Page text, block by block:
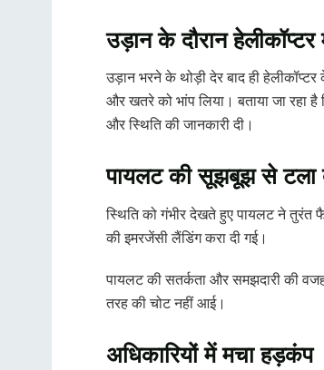
उड़ान के दौरान
उड़ान भरने के थोड़ी देर बाद ही
और खतरे को भांप लिया। बताया जा रहा
और स्थिति की जानकारी दी।
पायलट की सूझबूझ से टला
स्थिति को गंभीर देखते हुए पायलट ने तुरंत
की इमरजेंसी लैंडिंग करा दी गई।
पायलट की सतर्कता और समझदारी की वजह
तरह की चोट नहीं आई।
अधिकारियों में मचा हड़कंप